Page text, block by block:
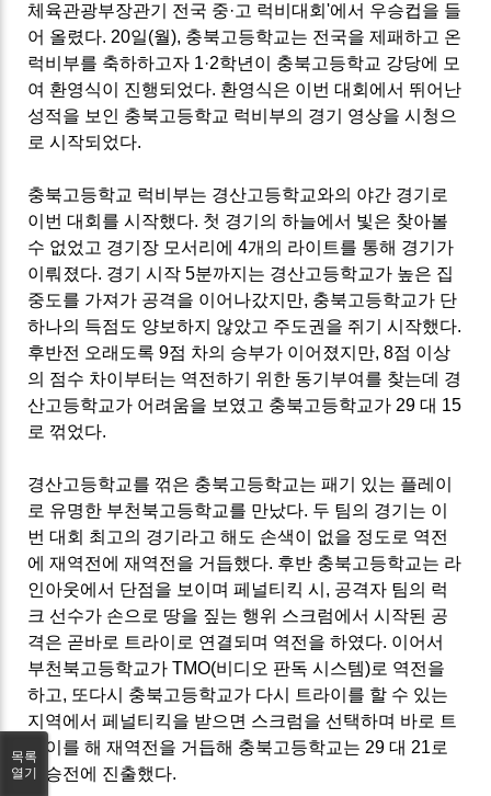
체육관광부장관기 전국 중·고 럭비대회'에서 우승컵을 들
어 올렸다. 20일(월), 충북고등학교는 전국을 제패하고 온
럭비부를 축하하고자 1·2학년이 충북고등학교 강당에 모
여 환영식이 진행되었다. 환영식은 이번 대회에서 뛰어난
성적을 보인 충북고등학교 럭비부의 경기 영상을 시청으
로 시작되었다.
충북고등학교 럭비부는 경산고등학교와의 야간 경기로
이번 대회를 시작했다. 첫 경기의 하늘에서 빛은 찾아볼
수 없었고 경기장 모서리에4개의 라이트를 통해 경기가
이뤄졌다. 경기 시작5분까지는 경산고등학교가 높은 집
중도를 가져가 공격을 이어나갔지만, 충북고등학교가 단
하나의 득점도 양보하지 않았고 주도권을 쥐기 시작했다.
후반전 오래도록9점 차의 승부가 이어졌지만, 8점 이상
의 점수 차이부터는 역전하기 위한 동기부여를 찾는데 경
산고등학교가 어려움을 보였고 충북고등학교가 29대 15
로 꺾었다.
경산고등학교를 꺾은 충북고등학교는 패기 있는 플레이
로 유명한 부천북고등학교를 만났다. 두 팀의 경기는 이
번 대회 최고의 경기라고 해도 손색이 없을 정도로 역전
에 재역전에 재역전을 거듭했다. 후반 충북고등학교는 라
인아웃에서 단점을 보이며 페널티킥 시 , 공격자 팀의 럭
크 선수가 손으로 땅을 짚는 행위 스크럼에서 시작된 공
격은 곧바로 트라이로 연결되며 역전을 하였다. 이어서
부천북고등학교가TMO(비디오 판독 시스템)로 역전을
하고, 또다시 충북고등학교가 다시 트라이를 할 수 있는
지역에서 페널티킥을 받으면 스크럼을 선택하며 바로 트
라이를 해 재역전을 거듭해 충북고등학교는 29대 21로
결승전에 진출했다.
목록
열기